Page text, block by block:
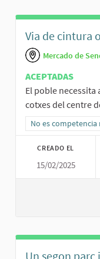
Via de cintura
Mercado de
ACEPTADAS
El poble
cotxes del centre
Resultados al
No es
CREADO EL
15/02/2025
Un segon